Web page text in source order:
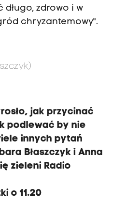
długo, zdrowo i w
chryzantemowy".
jak przycinać
podlewać by nie
innych pytań
Błaszczyk i Anna
zieleni Radio
o 11.20